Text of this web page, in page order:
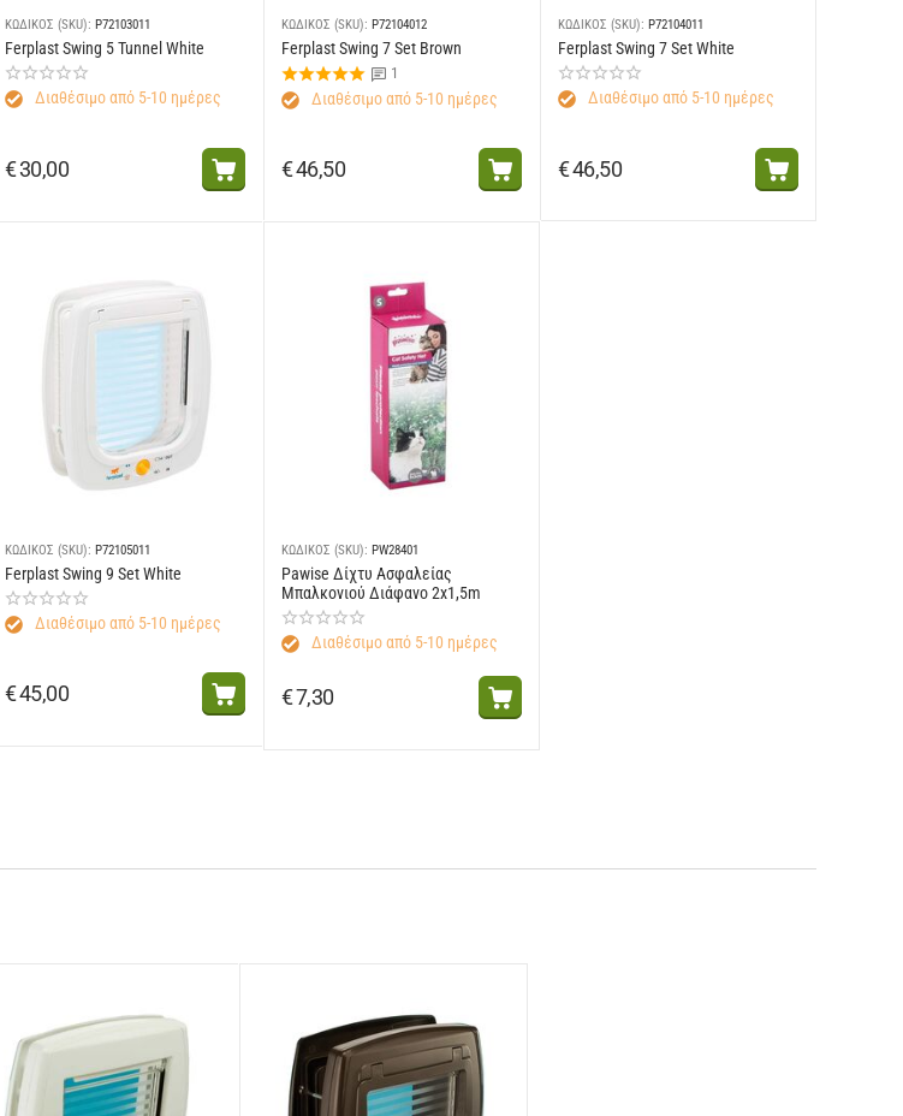
ΚΩΔΙΚΟΣ (SKU): P72103011
Ferplast Swing 5 Tunnel White
Διαθέσιμο από 5-10 ημέρες
€30,00
ΚΩΔΙΚΟΣ (SKU): P72104012
Ferplast Swing 7 Set Brown
1
Διαθέσιμο από 5-10 ημέρες
€46,50
ΚΩΔΙΚΟΣ (SKU): P72104011
Ferplast Swing 7 Set White
Διαθέσιμο από 5-10 ημέρες
€46,50
ΚΩΔΙΚΟΣ (SKU): P72105011
Ferplast Swing 9 Set White
Διαθέσιμο από 5-10 ημέρες
€45,00
ΚΩΔΙΚΟΣ (SKU): PW28401
Pawise Δίχτυ Ασφαλείας
Μπαλκονιού Διάφανο 2x1,5m
Διαθέσιμο από 5-10 ημέρες
€7,30